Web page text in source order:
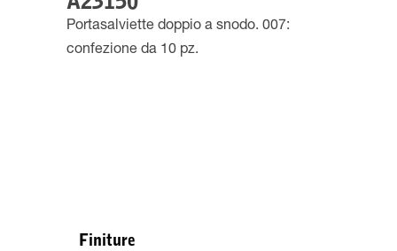
Portasalviette doppio a snodo. 007:
confezione da 10 pz.
Finiture